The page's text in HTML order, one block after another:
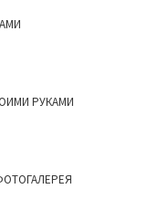
РУКАМИ